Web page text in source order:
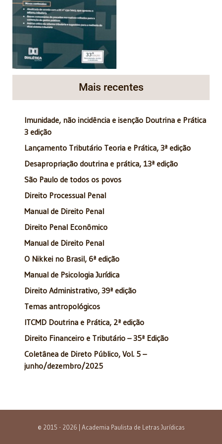
Mais recentes
Imunidade, não incidência e isenção Doutrina e Prática
3 edição
Lançamento Tributário Teoria e Prática, 3ª edição
Desapropriação doutrina e prática, 13ª edição
São Paulo de todos os povos
Direito Processual Penal
Manual de Direito Penal
Direito Penal Econômico
Manual de Direito Penal
O Nikkei no Brasil, 6ª edição
Manual de Psicologia Jurídica
Direito Administrativo, 39ª edição
Temas antropológicos
ITCMD Doutrina e Prática, 2ª edição
Direito Financeiro e Tributário – 35ª Edição
Coletânea de Direto Público, Vol. 5 –
junho/dezembro/2025
© 2015 - 2026 | Academia Paulista de Letras Jurídicas